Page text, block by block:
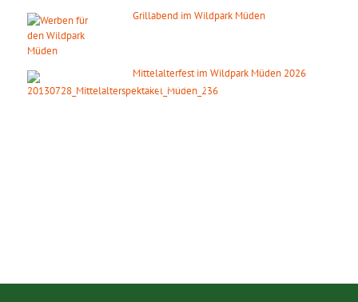
Grillabend im Wildpark Müden
Mittelalterfest im Wildpark Müden 2026
19. September 2026